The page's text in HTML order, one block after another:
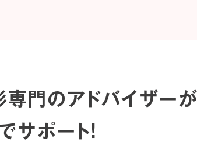
専門のアドバイザーが
サポート！